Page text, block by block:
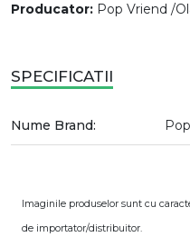
Producator: Pop Vriend /
SPECIFICATII
Nume Brand:
Imaginile produselor sunt cu
de importator/distribuitor.